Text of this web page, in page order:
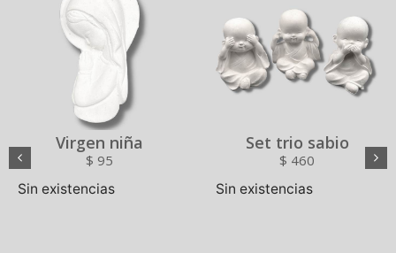
Virgen niña
$ 95
Sin existencias
Set trio sabio
$ 460
Sin existencias